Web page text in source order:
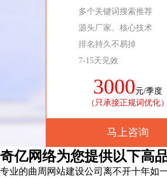
多个关键词搜索推荐
源头厂家、核心技术
排名持久不易掉
7-15天见效
3000元/季度
（只承接正规词优化）
马上咨询
奇亿网络为您提供以下高
专业的曲周网站建设公司离不开十年如